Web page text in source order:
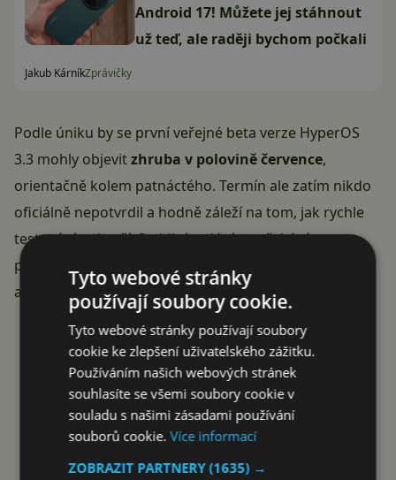
Android 17! Můžete jej stáhnout
už teď, ale raději bychom počkali
Jakub KárníkZprávičky
Podle úniku by se první veřejné beta verze HyperOS
3.3 mohly objevitzhruba v polovině července,
orientačně kolem patnáctého. Termín ale zatím nikdo
oficiálně nepotvrdil a hodně záleží na tom, jak rychle
testování pokročí. Stabilní vydání se očekává v
průběhu července nebo srpna, tradičně nejdřív v Číně
a teprve potom globálně.
Reklama
Tyto webové stránky
používají soubory cookie.
Tyto webové stránky používají soubory
cookie ke zlepšení uživatelského zážitku.
Používáním našich webových stránek
souhlasíte se všemi soubory cookie v
souladu s našimi zásadami používání
souborů cookie.Více informací
ZOBRAZIT PARTNERY(1635) →